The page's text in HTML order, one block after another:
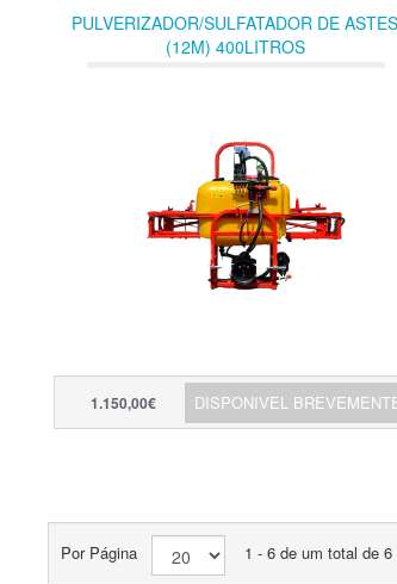
PULVERIZADOR/SULFATADOR DE ASTES
(12M) 400LITROS
DISPONIVEL
1.150,00€
Por Página 1 - 6 de um total de 6